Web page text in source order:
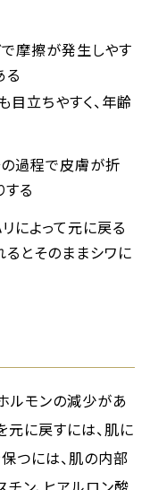
摩擦が発生しやす
る
立ちやすく、年齢
の過程で皮膚が折
る
によって元に戻る
とそのままシワに
ルモンの減少があ
元に戻すには、肌に
つには、肌の内部